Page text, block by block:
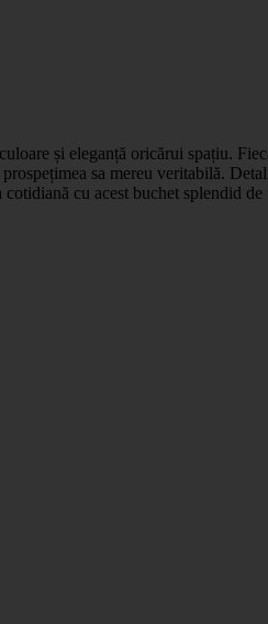
și eleganță oricărui spațiu.
sa mereu veritabilă.
cu acest buchet splendid